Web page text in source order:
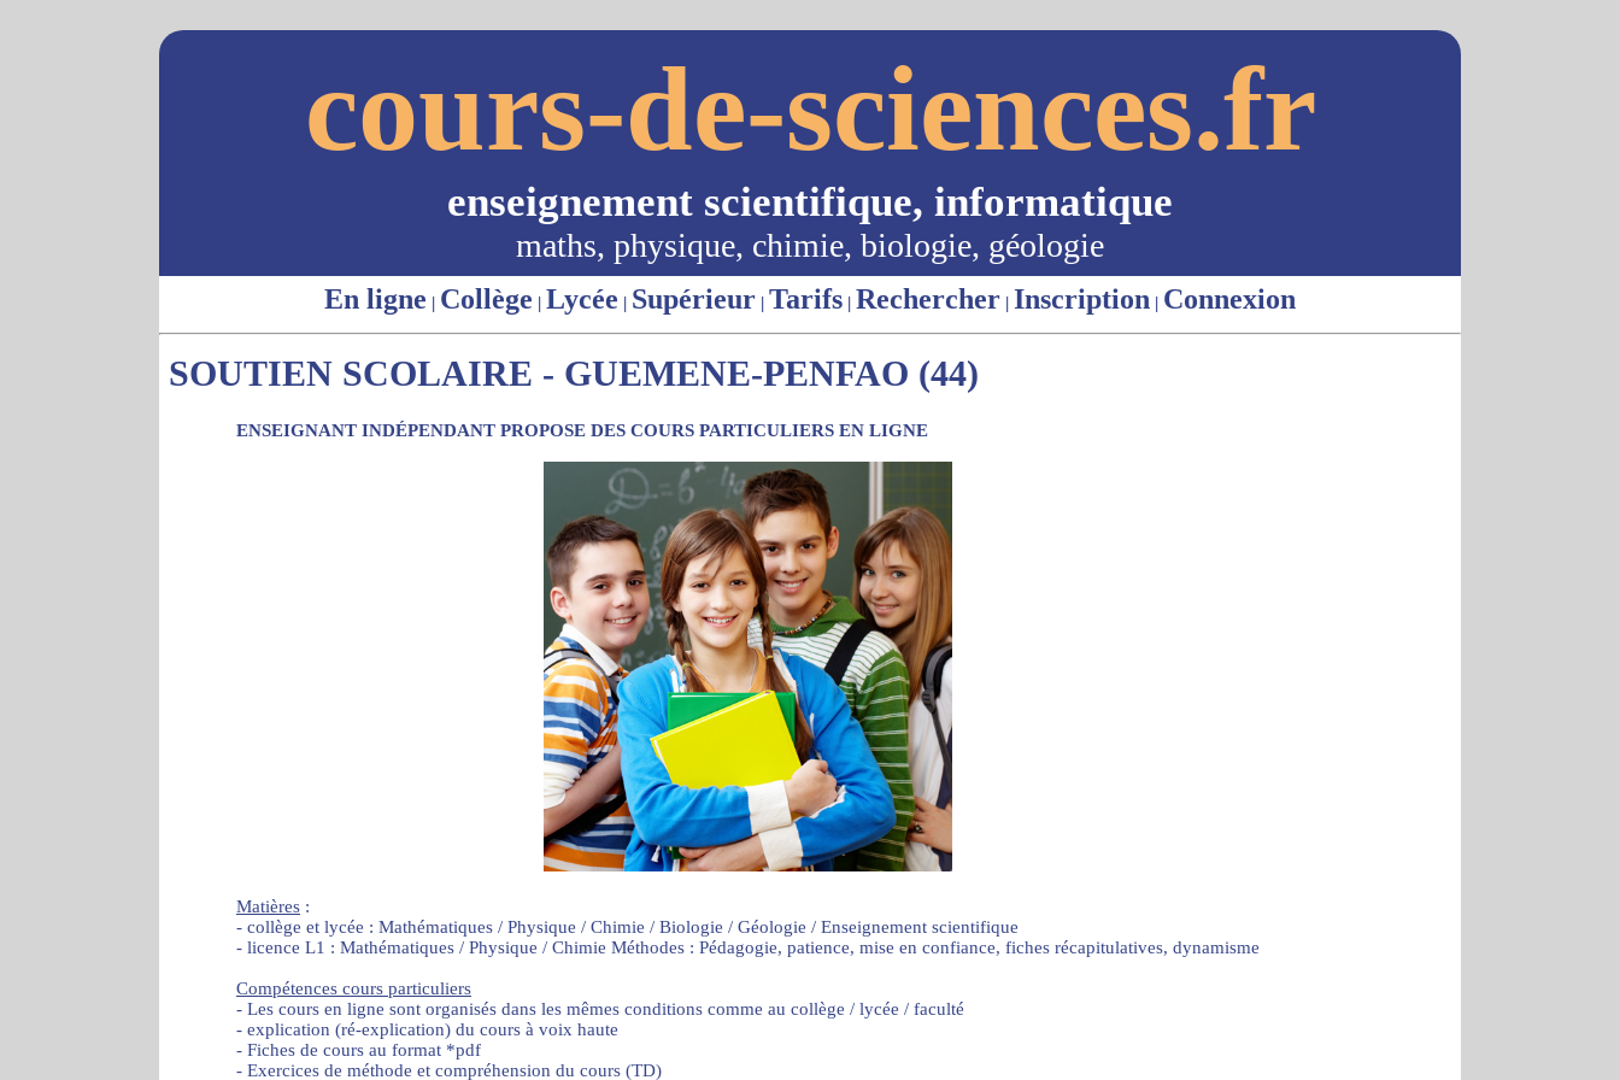
cours-de-sciences.fr
enseignement scientifique, informatique
maths, physique, chimie, biologie, géologie
En ligne | Collège | Lycée | Supérieur | Tarifs | Rechercher | Inscription | Connexion
SOUTIEN SCOLAIRE - GUEMENE-PENFAO (44)
ENSEIGNANT INDÉPENDANT PROPOSE DES COURS PARTICULIERS EN LIGNE
Matières :
- collège et lycée : Mathématiques / Physique / Chimie / Biologie / Géologie / Enseignement scientifique
- licence L1 : Mathématiques / Physique / Chimie Méthodes : Pédagogie, patience, mise en confiance, fiches récapitulatives, dynamisme
Compétences cours particuliers
- Les cours en ligne sont organisés dans les mêmes conditions comme au collège / lycée / faculté
- explication (ré-explication) du cours à voix haute
- Fiches de cours au format *pdf
- Exercices de méthode et compréhension du cours (TD)